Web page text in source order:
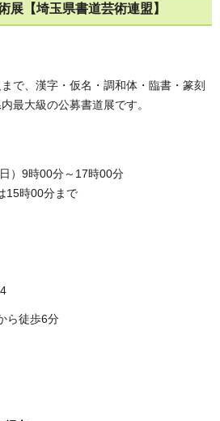
展【埼玉県書道芸術連盟】
で、漢字・仮名・調和体・臨書・篆刻
最大級の公募書道展です。
）9時00分～17時00分
15時00分まで
ら徒歩6分